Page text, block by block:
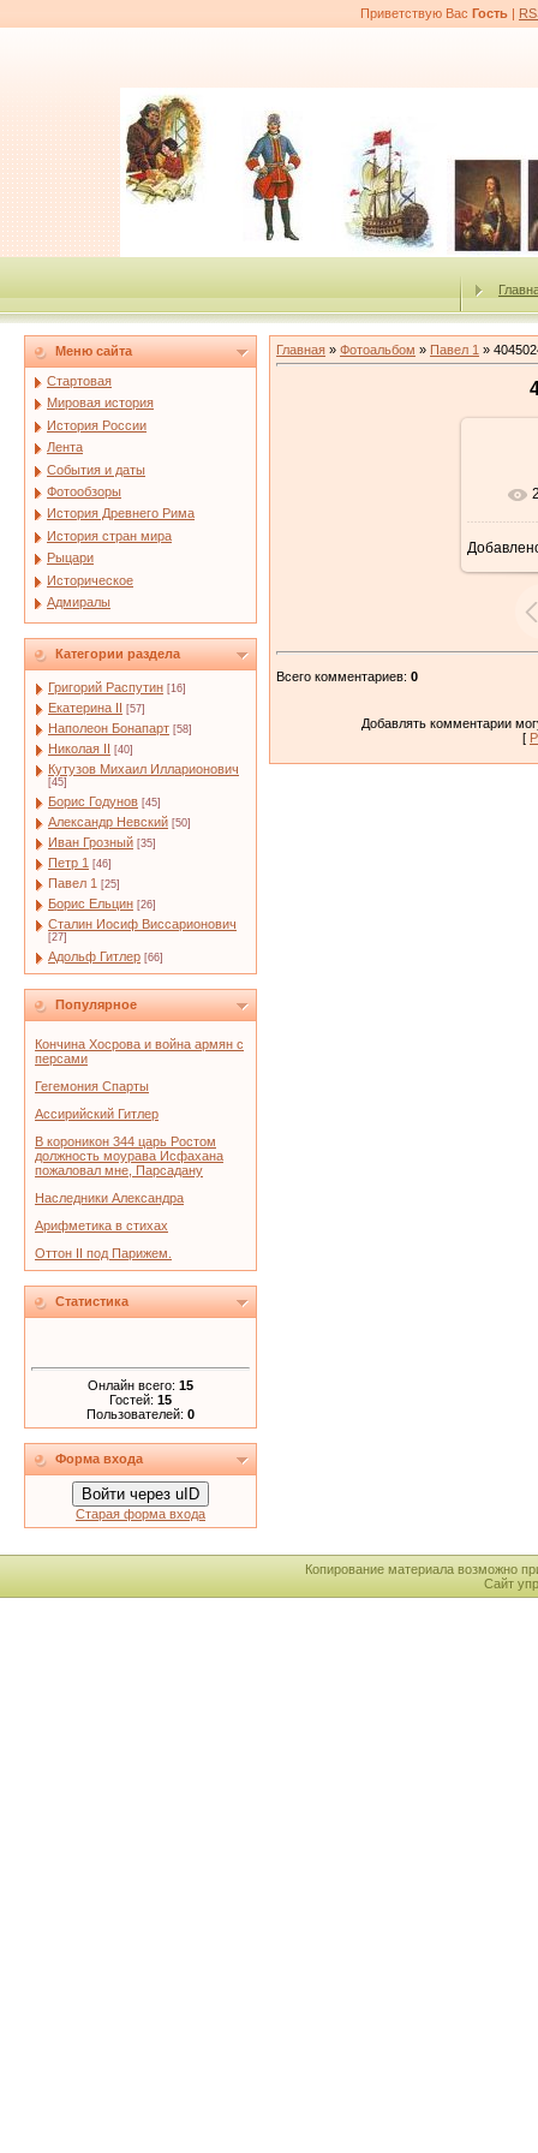
Приветствую Вас Гость |
Меню сайта
Стартовая
Мировая история
История России
Лента
События и даты
Фотообзоры
История Древнего Рима
История стран мира
Рыцари
Историческое
Адмиралы
Категории раздела
Григорий Распутин [16]
Екатерина II [57]
Наполеон Бонапарт [58]
Николая II [40]
Кутузов Михаил Илларионович
[45]
Борис Годунов [45]
Александр Невский [50]
Иван Грозный [35]
Петр 1 [46]
Павел 1 [25]
Борис Ельцин [26]
Сталин Иосиф Виссарионович
[27]
Адольф Гитлер [66]
Популярное
Кончина Хосрова и война армян с
персами
Гегемония Спарты
Ассирийский Гитлер
В короникон 344 царь Ростом
должность моурава Исфахана
пожаловал мне, Парсадану
Наследники Александра
Арифметика в стихах
Оттон II под Парижем.
Статистика
Онлайн всего: 15
Гостей: 15
Пользователей: 0
Форма входа
Войти через uID
Старая форма входа
Главная » Фотоальбом » Павел 1 »
Всего комментариев: 0
Добавлять комментарии
[
Копирование материала возможно
Сайт